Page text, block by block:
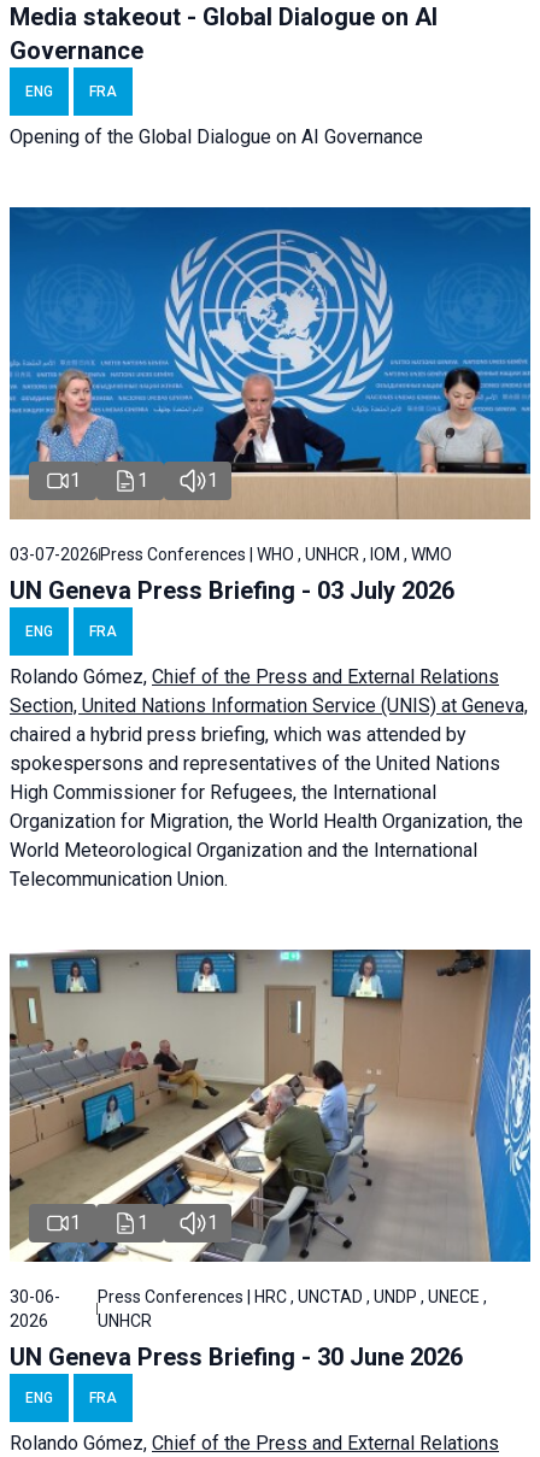
Media stakeout - Global Dialogue on AI
Governance
ENG FRA
Opening of the Global Dialogue on AI Governance
1 1 1
03-07-2026 Press Conferences | WHO , UNHCR , IOM , WMO
UN Geneva Press Briefing - 03 July 2026
ENG FRA
Rolando Gómez, Chief of the Press and External Relations
Section, United Nations Information Service (UNIS) at Geneva,
chaired a hybrid press briefing, which was attended by
spokespersons and representatives of the United Nations
High Commissioner for Refugees, the International
Organization for Migration, the World Health Organization, the
World Meteorological Organization and the International
Telecommunication Union.
1 1 1
30-06-
2026
Press Conferences | HRC , UNCTAD , UNDP , UNECE ,
UNHCR
UN Geneva Press Briefing - 30 June 2026
ENG FRA
Rolando Gómez, Chief of the Press and External Relations